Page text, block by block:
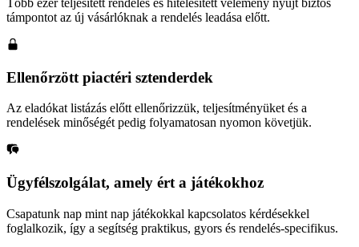
Több ezer teljesített rendelés és hitelesített vélemény nyújt biztos
támpontot az új vásárlóknak a rendelés leadása előtt.
Ellenőrzött piactéri sztenderdek
Az eladókat listázás előtt ellenőrizzük, teljesítményüket és a
rendelések minőségét pedig folyamatosan nyomon követjük.
Ügyfélszolgálat, amely ért a játékokhoz
Csapatunk nap mint nap játékokkal kapcsolatos kérdésekkel
foglalkozik, így a segítség praktikus, gyors és rendelés-specifikus.